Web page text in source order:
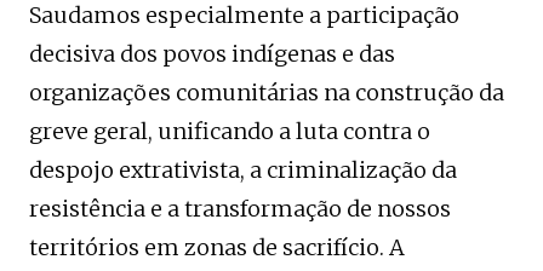
Saudamos especialmente a participação
decisiva dos povos indígenas e das
organizações comunitárias na construção da
greve geral, unificando a luta contra o
despojo extrativista, a criminalização da
resistência e a transformação de nossos
territórios em zonas de sacrifício. A